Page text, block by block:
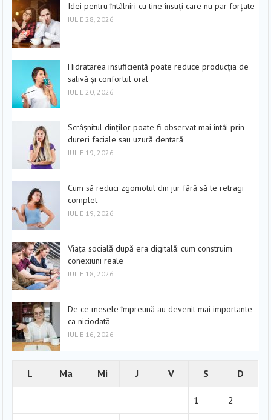
Idei pentru întâlniri cu tine însuți care nu par forțate
IULIE 28, 2026
Hidratarea insuficientă poate reduce producția de
salivă și confortul oral
IULIE 20, 2026
Scrâșnitul dinților poate fi observat mai întâi prin
dureri faciale sau uzură dentară
IULIE 19, 2026
Cum să reduci zgomotul din jur fără să te retragi
complet
IULIE 19, 2026
Viața socială după era digitală: cum construim
conexiuni reale
IULIE 18, 2026
De ce mesele împreună au devenit mai importante
ca niciodată
IULIE 16, 2026
L Ma Mi J V S D
1 2